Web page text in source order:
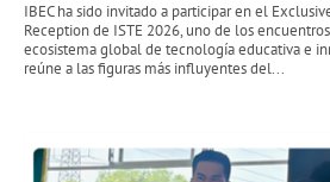
IBEC ha sido invitado a participar en el
Reception de ISTE 2026, uno de los
ecosistema global de tecnología educativa e
reúne a las figuras más influyentes del...